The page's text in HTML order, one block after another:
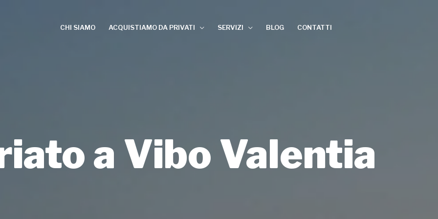
CHI SIAMO ACQUISTIAMO DA PRIVATI SERVIZI BLOG CONTATTI
a Vibo Valentia